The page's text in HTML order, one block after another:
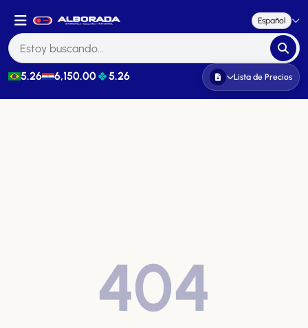
Español
5.26 6,150.00 5.26 Lista de Precios
404